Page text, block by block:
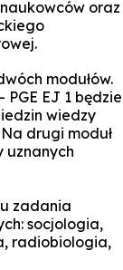
się na studia
oraz
modułów.
EJ 1 będzie
wiedzy
drugi moduł
uznanych
zadania
socjologia,
radiobiologia,